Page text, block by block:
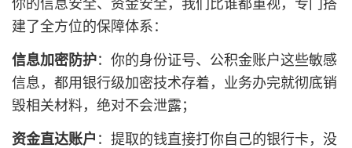
你的信息安全、资金安全，我们比谁都重视，专门搭
建了全方位的保障体系：
信息加密防护：你的身份证号、公积金账户这些敏感
信息，都用银行级加密技术存着，业务办完就彻底销
毁相关材料，绝对不会泄露；
资金直达账户 ：提取的钱直接打你自己的银行卡，没